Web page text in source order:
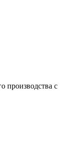
производства с